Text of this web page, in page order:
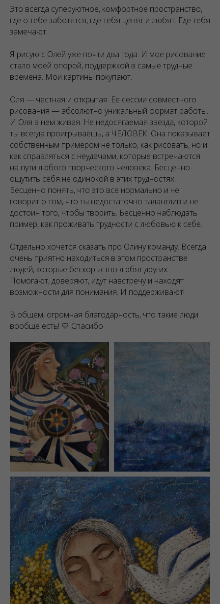
Это всегда суперуютное, комфортное пространство,
где о тебе заботятся, где тебя ценят и любят. Где тебя
замечают.
Я рисую с Олей уже почти два года. И мое рисование
стало моей опорой, поддержкой в самые трудные
времена. Мои картины покупают.
Оля — честная и открытая. Ее сессии совместного
рисования — абсолютно уникальный формат работы.
И Оля в нем живая. Не недосягаемая звезда, которой
ты всегда проигрываешь, а ЧЕЛОВЕК. Она показывает
собственным примером не только, как рисовать, но и
как справляться с неудачами, которые встречаются
на пути любого творческого человека. Бесценно
ощутить себя не одинокой в этих трудностях.
Бесценно понять, что это все нормально и не
говорит о том, что ты недостаточно талантлив и не
достоин того, чтобы творить. Бесценно наблюдать
пример, как проживать трудности с любовью к себе.
Отдельно хочется сказать про Олину команду. Всегда
очень приятно находиться в этом пространстве
людей, которые бескорыстно любят других.
Помогают, доверяют, идут навстречу и находят
возможности для понимания. И поддерживают!
В общем, огромная благодарность, что такие люди
вообще есть! 💛 Спасибо